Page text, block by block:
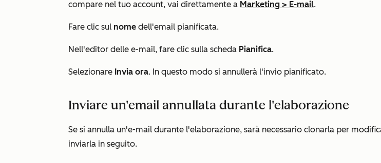
compare nel tuo account, vai direttamente a Marketing > E-mail.
Fare clic sul nome dell'email pianificata.
Nell'editor delle e-mail, fare clic sulla scheda Pianifica.
Selezionare Invia ora. In questo modo si annullerà l'invio pianificato.
Inviare un'email annullata durante l'elaborazione
Se si annulla un'e-mail durante l'elaborazione, sarà necessario clonarla per
inviarla in seguito.